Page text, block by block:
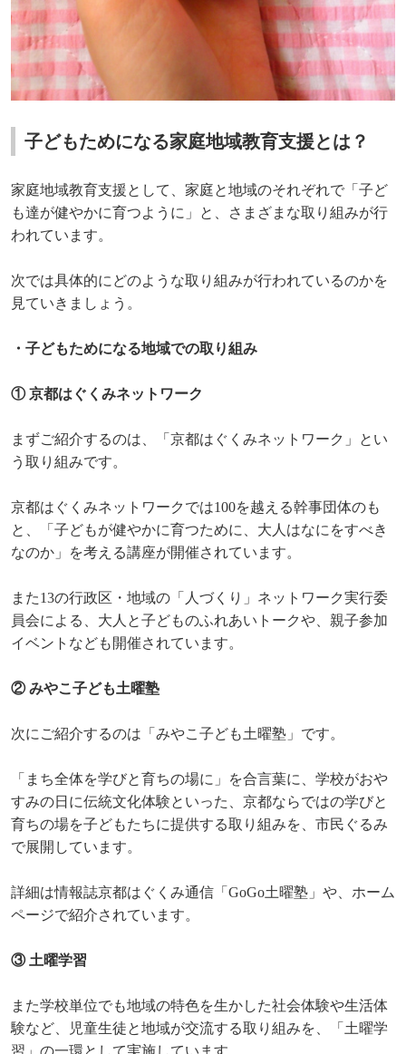
子どもためになる家庭地域教育支援とは？
家庭地域教育支援として、家庭と地域のそれぞれで「子ど
も達が健やかに育つように」と、さまざまな取り組みが行
われています。
次では具体的にどのような取り組みが行われているのかを
見ていきましょう。
・子どもためになる地域での取り組み
① 京都はぐくみネットワーク
まずご紹介するのは、「京都はぐくみネットワーク」とい
う取り組みです。
京都はぐくみネットワークでは100を越える幹事団体のも
と、「子どもが健やかに育つために、大人はなにをすべき
なのか」を考える講座が開催されています。
また13の行政区・地域の「人づくり」ネットワーク実行委
員会による、大人と子どものふれあいトークや、親子参加
イベントなども開催されています。
② みやこ子ども土曜塾
次にご紹介するのは「みやこ子ども土曜塾」です。
「まち全体を学びと育ちの場に」を合言葉に、学校がおや
すみの日に伝統文化体験といった、京都ならではの学びと
育ちの場を子どもたちに提供する取り組みを、市民ぐるみ
で展開しています。
詳細は情報誌京都はぐくみ通信「 GoGo土曜塾」や、ホーム
ページで紹介されています。
③ 土曜学習
また学校単位でも地域の特色を生かした社会体験や生活体
験など、児童生徒と地域が交流する取り組みを、「土曜学
習」の一環として実施しています。